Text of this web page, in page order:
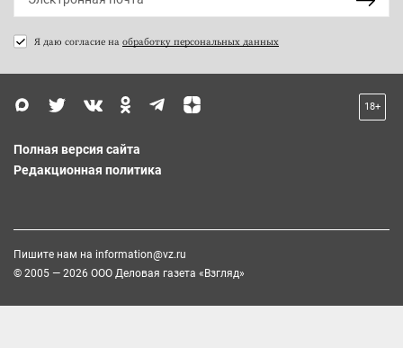
Я даю согласие на обработку персональных данных
18+
Полная версия сайта
Редакционная политика
Пишите нам на information@vz.ru
© 2005 — 2026 ООО Деловая газета «Взгляд»